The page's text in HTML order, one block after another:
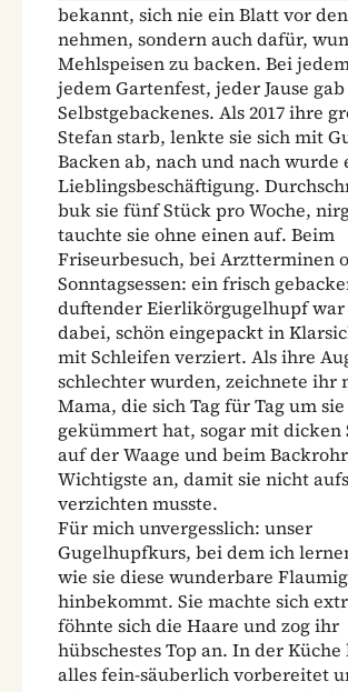
bekannt, sich nie ein Blatt vor
nehmen, sondern auch dafür,
Mehlspeisen zu backen. Bei
jedem Gartenfest, jeder Jause gab
Selbstgebackenes. Als 2017 ihre
Stefan starb, lenkte sie sich mit
Backen ab, nach und nach wurde
Lieblingsbeschäftigung.
buk sie fünf Stück pro Woche,
tauchte sie ohne einen auf. Beim
Friseurbesuch, bei Arztterminen
Sonntagsessen: ein frisch
duftender Eierlikörgugelhupf
dabei, schön eingepackt in
mit Schleifen verziert. Als ihre
schlechter wurden, zeichnete ihr
Mama, die sich Tag für Tag um sie
gekümmert hat, sogar mit dicken
auf der Waage und beim
Wichtigste an, damit sie nicht
verzichten musste.
Für mich unvergesslich: unser
Gugelhupfkurs, bei dem ich
wie sie diese wunderbare
hinbekommt. Sie machte sich
föhnte sich die Haare und zog ihr
hübschestes Top an. In der Küche
alles fein-säuberlich vorbereitet